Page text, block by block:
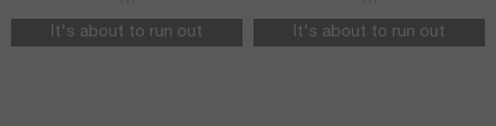
It's about to run out It's about to run out